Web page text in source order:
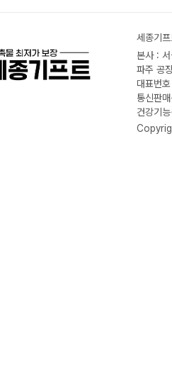
세종기
본사 :
파주 공
대표번
통신판
건강기